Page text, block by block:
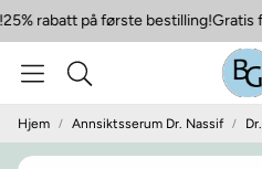
rabatt på første bestilling!Gratis
Søk
Hjem Annsiktsserum Dr. Nassif